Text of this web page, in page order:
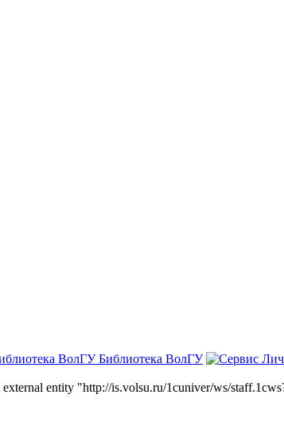
Библиотека ВолГУ
entity "http://is.volsu.ru/1cuniver/ws/